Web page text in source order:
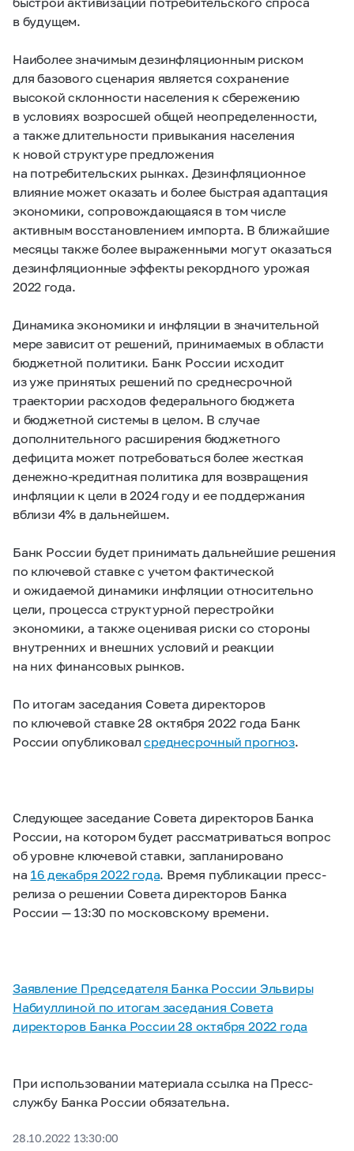
в будущем.
Наиболее значимым дезинфляционным риском
для базового сценария является сохранение
высокой склонности населения к сбережению
в условиях возросшей общей неопределенности,
а также длительности привыкания населения
к новой структуре предложения
на потребительских рынках. Дезинфляционное
влияние может оказать и более быстрая адаптация
экономики, сопровождающаяся в том числе
активным восстановлением импорта. В ближайшие
месяцы также более выраженными могут оказаться
дезинфляционные эффекты рекордного урожая
2022 года.
Динамика экономики и инфляции в значительной
мере зависит от решений, принимаемых в области
бюджетной политики. Банк России исходит
из уже принятых решений по среднесрочной
траектории расходов федерального бюджета
и бюджетной системы в целом. В случае
дополнительного расширения бюджетного
дефицита может потребоваться более жесткая
денежно-кредитная политика для возвращения
инфляции к цели в 2024 году и ее поддержания
вблизи 4% в дальнейшем.
Банк России будет принимать дальнейшие решения
по ключевой ставке с учетом фактической
и ожидаемой динамики инфляции относительно
цели, процесса структурной перестройки
экономики, а также оценивая риски со стороны
внутренних и внешних условий и реакции
на них финансовых рынков.
По итогам заседания Совета директоров
по ключевой ставке 28 октября 2022 года Банк
России опубликовалсреднесрочный прогноз.
Следующее заседание Совета директоров Банка
России, на котором будет рассматриваться вопрос
об уровне ключевой ставки, запланировано
на 16 декабря 2022 года. Время публикации пресс-
релиза о решении Совета директоров Банка
России — 13:30 по московскому времени.
Заявление Председателя Банка России Эльвиры
Набиуллиной по итогам заседания Совета
директоров Банка России 28 октября 2022 года
При использовании материала ссылка на Пресс-
службу Банка России обязательна.
28.10.2022 13:30:00